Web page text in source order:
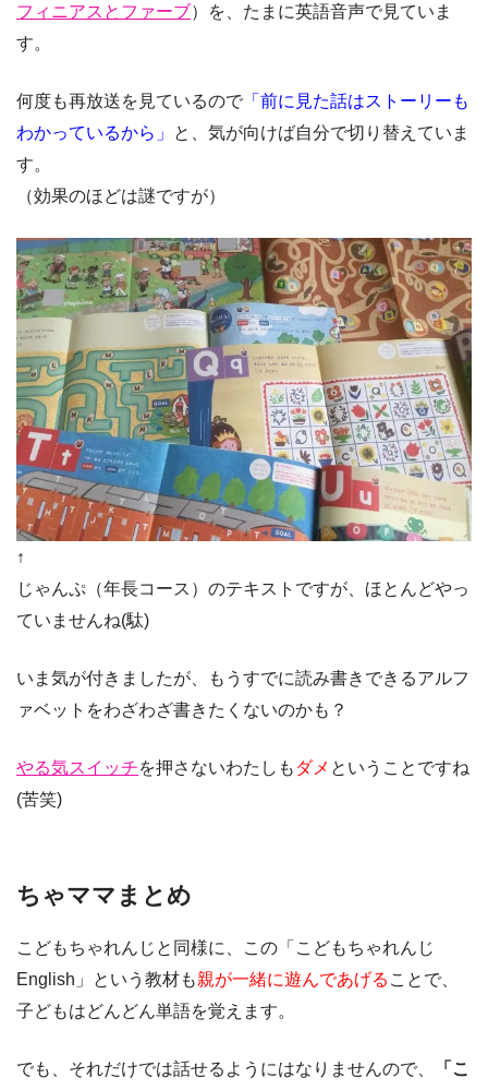
フィニアスとファーブ）を、たまに英語音声で見ていま
す。
何度も再放送を見ているので 「前に見た話はストーリーも
わかっているから」
と、気が向けば自分で切り替えていま
す。
（効果のほどは謎ですが）
↑
じゃんぷ（年長コース）のテキストですが、ほとんどやっ
ていませんね(駄)
いま気が付きましたが、もうすでに読み書きできるアルフ
ァベットをわざわざ書きたくないのかも？
やる気スイッチを押さないわたしも ダメ ということですね
(苦笑)
ちゃママまとめ
こどもちゃれんじと同様に、この「こどもちゃれんじ
English」という教材も親が一緒に遊んであげる ことで、
子どもはどんどん単語を覚えます。
でも、それだけでは話せるようにはなりませんので、
「こ